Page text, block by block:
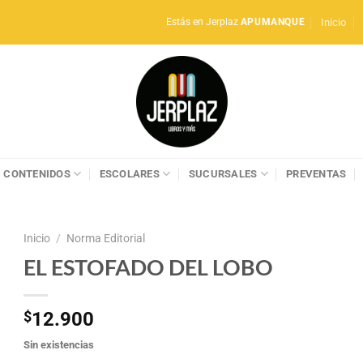
Estás en Jerplaz APUMANQUE Inicio
CONTENIDOS ESCOLARES SUCURSALES PREVENTAS
Inicio / Norma Editorial
EL ESTOFADO DEL LOBO
$12.900
Sin existencias